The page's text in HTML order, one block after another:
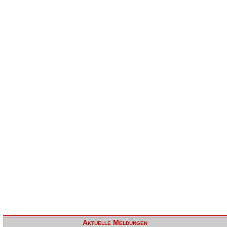
Aktuelle Meldungen